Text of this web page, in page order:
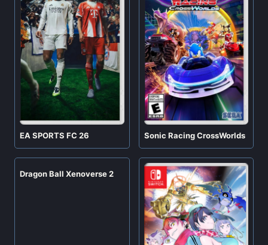
EA SPORTS FC 26 Sonic Racing CrossWorlds
Dragon Ball Xenoverse 2